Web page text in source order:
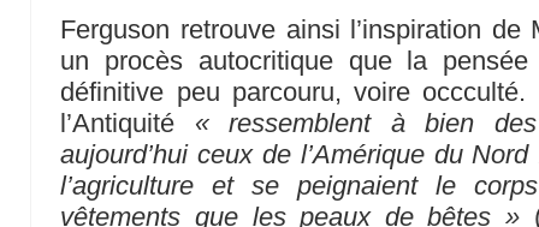
Ferguson retrouve ainsi l’inspiration de
un procès autocritique que la
définitive peu parcouru, voire
l’Antiquité « ressemblent à bien
aujourd’hui ceux de l’Amérique du
l’agriculture et se peignaient le
vêtements que les peaux de bêtes »